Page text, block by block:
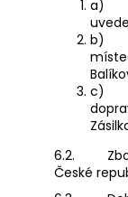
a)
b)
c)
6.2.
České